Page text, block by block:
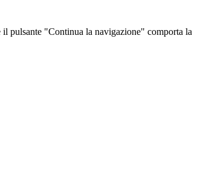
pulsante "Continua la navigazione" comporta la